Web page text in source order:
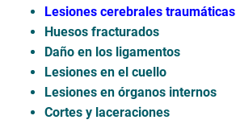
Lesiones cerebrales traumáticas
Huesos fracturados
Daño en los ligamentos
Lesiones en el cuello
Lesiones en órganos internos
Cortes y laceraciones